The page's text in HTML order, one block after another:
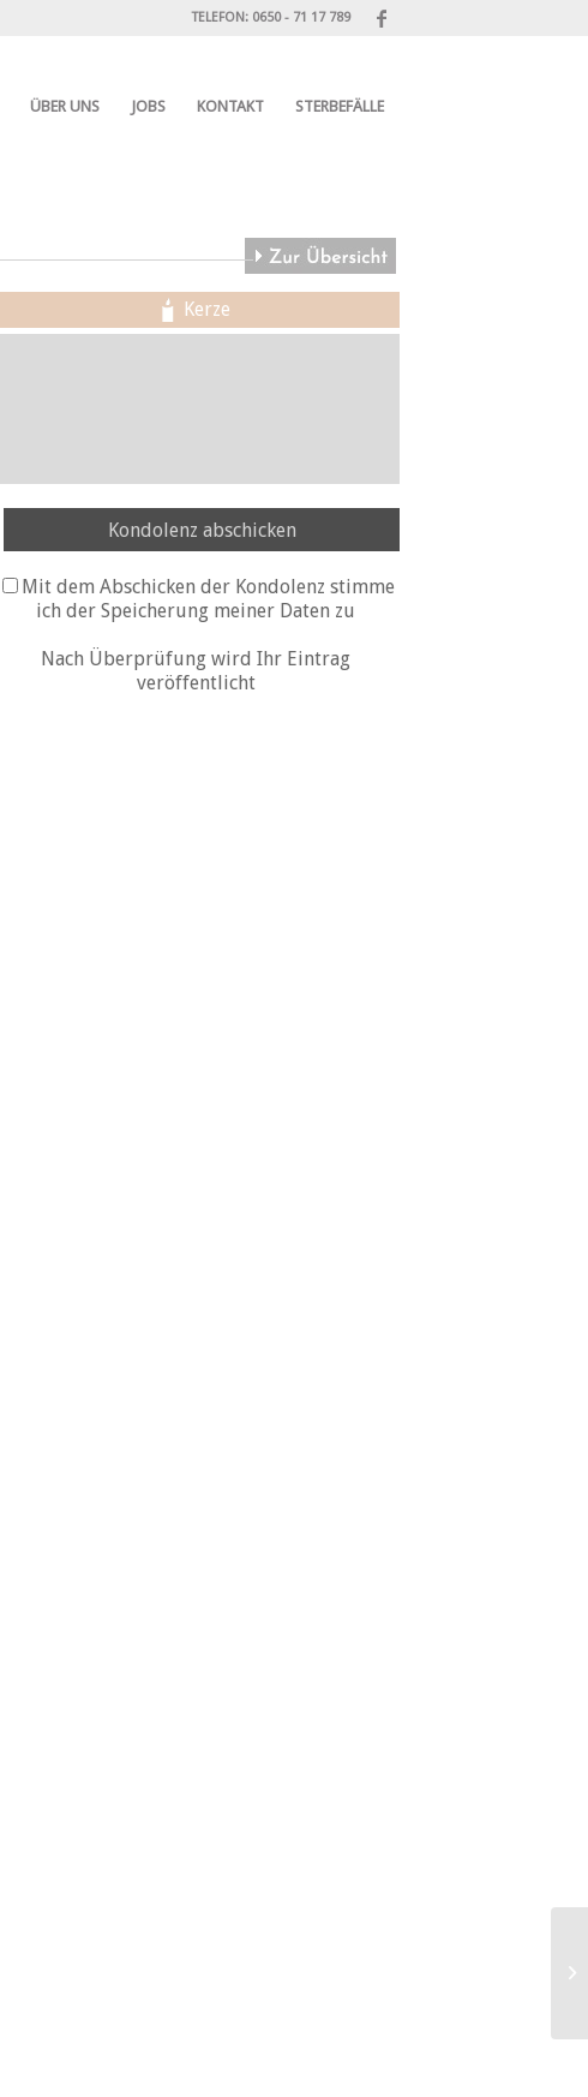
TELEFON: 0650 - 71 17 789
ÜBER UNS JOBS KONTAKT STERBEFÄLLE
Kerze
Kondolenz abschicken
Mit dem Abschicken der Kondolenz stimme
ich der Speicherung meiner Daten zu
Nach Überprüfung wird Ihr Eintrag
veröffentlicht